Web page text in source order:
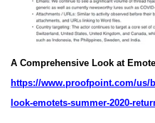
A Comprehensive Look at
https://www.proofpoint.com/us/
look-emotets-summer-2020-